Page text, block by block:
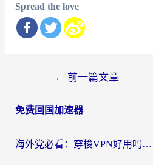
Spread the love
导
← 前一篇文章
免费回国加速器
海外党必看：穿梭VPN好用吗？和云帆VPN对比哪个回国效果更好？附真实测评+避坑指南